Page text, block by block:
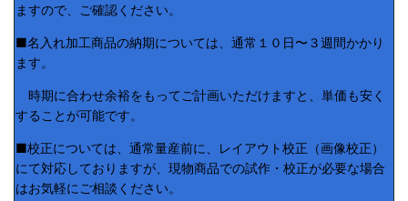
ますので、ご確認ください。
■名入れ加工商品の納期については、通常１０日〜３週間かかり
ます。
時期に合わせ余裕をもってご計画いただけますと、単価も安く
することが可能です。
■校正については、通常量産前に、レイアウト校正（画像校正）
にて対応しておりますが、現物商品での試作・校正が必要な場合
はお気軽にご相談ください。